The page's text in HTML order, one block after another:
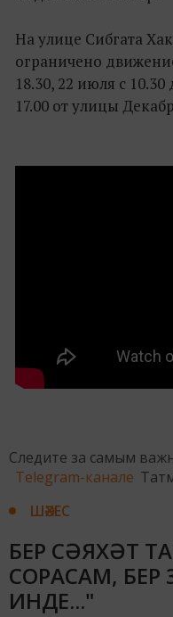
На улице Сибгата
ограничено
18.30, 22 июля с
17.00 от улицы
Следите за самым
Telegram-канале
ШӘХЕС
БЕР СӘЯХӘТ
СОРАСАМ, БЕР
ИНДЕ..."